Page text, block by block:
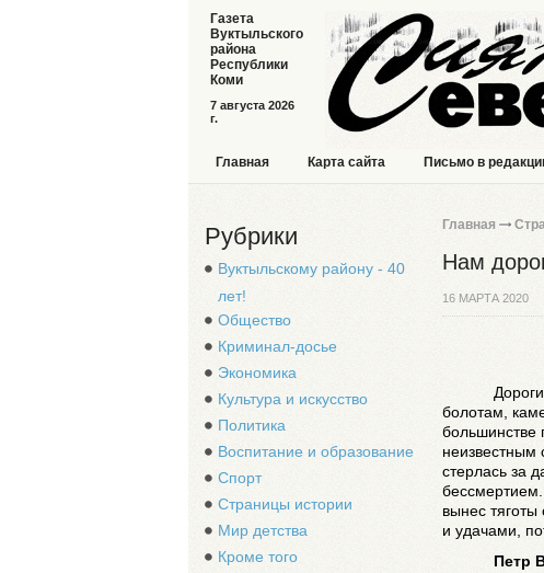
7 августа 2026
г.
Газета
Вуктыльского
района
Республики
Коми
Главная Карта сайта Письмо в
Рубрики
Вуктыльскому району - 40
лет!
Общество
Криминал-досье
Экономика
Культура и искусство
Политика
Воспитание и образование
Спорт
Страницы истории
Мир детства
Кроме того
Главная
Нам
16 МАРТА 2020
болотам,
большинстве
неизвестным
стерлась за
вынес
и удачами,
Петр